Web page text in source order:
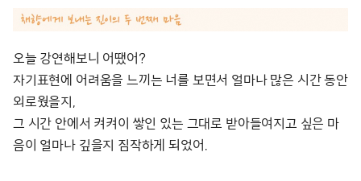
오늘 강연해보니 어땠어?
자기표현에 어려움을 느끼는 너를 보면서 얼마나 많은 시간 동안
외로웠을지,
그 시간 안에서 켜켜이 쌓인 있는 그대로 받아들여지고 싶은 마
음이 얼마나 깊을지 짐작하게 되었어.